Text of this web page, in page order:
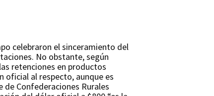
celebraron el sinceramiento del
No obstante, según
retenciones en productos
oficial al respecto, aunque es
de Confederaciones Rurales